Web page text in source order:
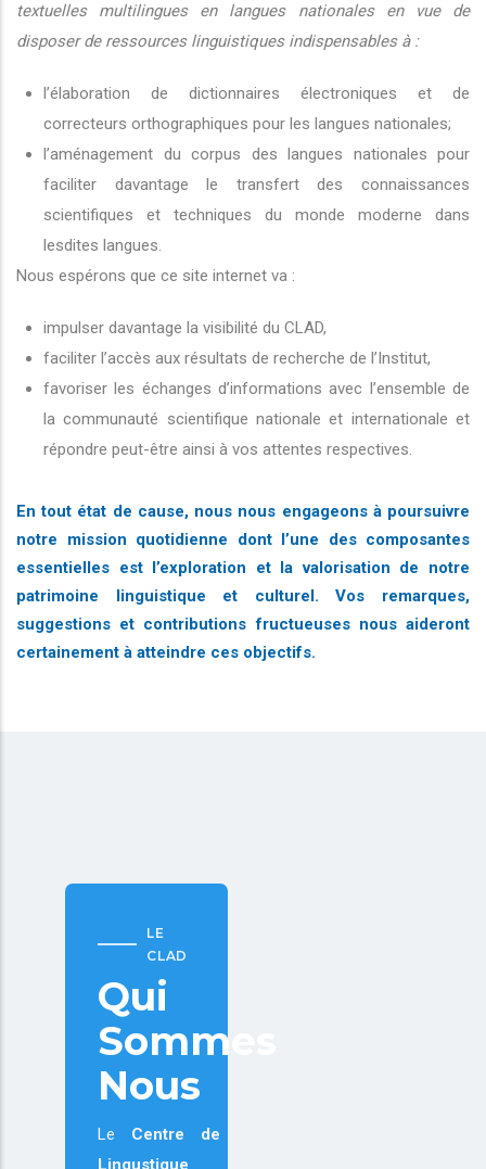
textuelles multilingues en langues nationales en vue de
disposer de ressources linguistiques indispensables à :
l’élaboration de dictionnaires électroniques et de
correcteurs orthographiques pour les langues nationales;
l’aménagement du corpus des langues nationales pour
faciliter davantage le transfert des connaissances
scientifiques et techniques du monde moderne dans
lesdites langues.
Nous espérons que ce site internet va :
impulser davantage la visibilité du CLAD,
faciliter l’accès aux résultats de recherche de l’Institut,
favoriser les échanges d’informations avec l’ensemble de
la communauté scientifique nationale et internationale et
répondre peut-être ainsi à vos attentes respectives.
En tout état de cause, nous nous engageons à poursuivre
notre mission quotidienne dont l’une des composantes
essentielles est l’exploration et la valorisation de notre
patrimoine linguistique et culturel. Vos remarques,
suggestions et contributions fructueuses nous aideront
certainement à atteindre ces objectifs.
LE
CLAD
Qui
Sommes
Nous
Le Centre de
Lingustique